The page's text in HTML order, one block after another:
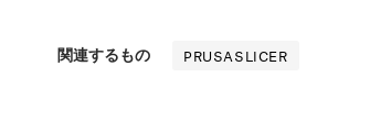
関連するもの PRUSASLICER